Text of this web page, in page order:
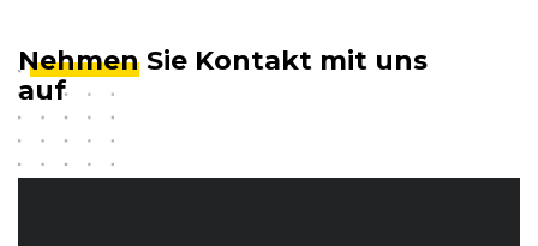
Nehmen Sie Kontakt mit uns
auf